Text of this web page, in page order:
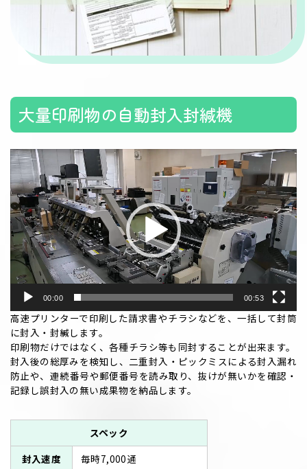
大量印刷物の自動封入封緘機
動
画
プ
レ
ー
ヤ
ー
00:00 00:53
高速プリンターで印刷した請求書やチラシなどを、一括して封筒
に封入・封緘します。
印刷物だけではなく、各種チラシ等も同封することが出来ます。
封入後の総厚みを検知し、二重封入・ピックミスによる封入漏れ
防止や、連続番号や郵便番号を読み取り、抜けが無いかを確認・
記録し誤封入の無い成果物を納品します。
スペック
封入速度
毎時7,000通